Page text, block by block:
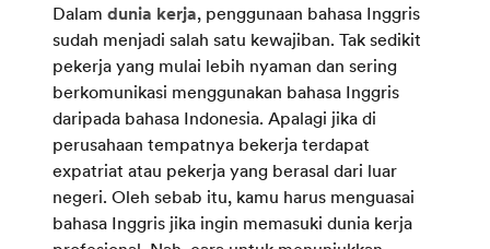
Dalam dunia kerja, penggunaan bahasa Inggris
sudah menjadi salah satu kewajiban. Tak sedikit
pekerja yang mulai lebih nyaman dan sering
berkomunikasi menggunakan bahasa Inggris
daripada bahasa Indonesia. Apalagi jika di
perusahaan tempatnya bekerja terdapat
expatriat atau pekerja yang berasal dari luar
negeri. Oleh sebab itu, kamu harus menguasai
bahasa Inggris jika ingin memasuki dunia kerja